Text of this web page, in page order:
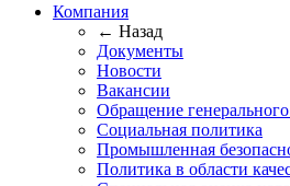
Компания
← Назад
Документы
Новости
Вакансии
Обращение
Социальная политика
Промышленная
Политика в области